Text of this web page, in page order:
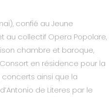
confié au Jeune
au collectif Opera Popolare,
chambre et baroque,
en résidence pour la
ainsi que la
de Literes par le